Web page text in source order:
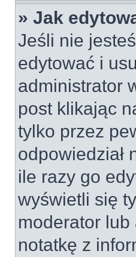
» Jak
Jeśli nie
edytować i
administrator
post klikając
tylko przez
odpowiedział
ile razy go
wyświetli się
moderator lub
notatkę z